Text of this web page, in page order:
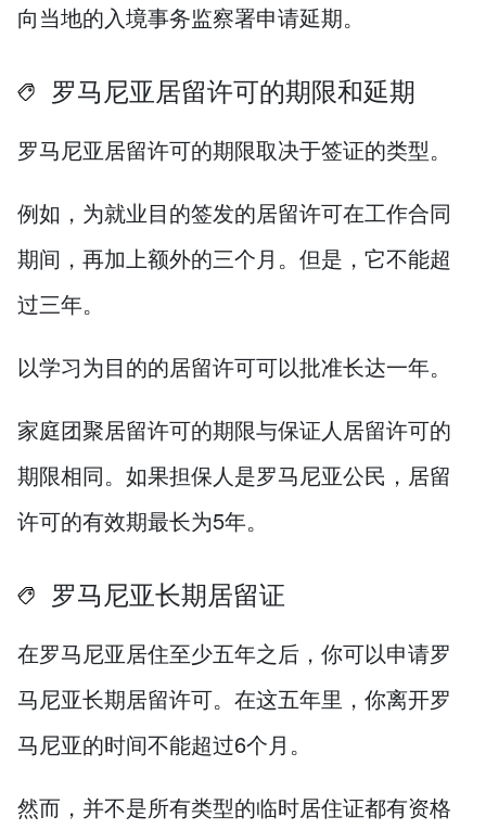
向当地的入境事务监察署申请延期。
罗马尼亚居留许可的期限和延期
罗马尼亚居留许可的期限取决于签证的类型。
例如，为就业目的签发的居留许可在工作合同
期间，再加上额外的三个月。但是，它不能超
过三年。
以学习为目的的居留许可可以批准长达一年。
家庭团聚居留许可的期限与保证人居留许可的
期限相同。如果担保人是罗马尼亚公民，居留
许可的有效期最长为5年。
罗马尼亚长期居留证
在罗马尼亚居住至少五年之后，你可以申请罗
马尼亚长期居留许可。在这五年里，你离开罗
马尼亚的时间不能超过6个月。
然而，并不是所有类型的临时居住证都有资格